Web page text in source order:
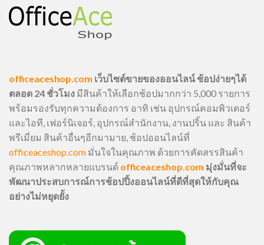
officeaceshop.com เว็บไซต์ขายของออนไลน์ ช้อปง่ายๆได้
ตลอด 24 ชั่วโมง มีสินค้าให้เลือกช้อปมากกว่า 5,000 รายการ
พร้อมรองรับทุกความต้องการ อาทิ เช่น อุปกรณ์คอมพิวเตอร์
และไอที, เฟอร์นิเจอร์, อุปกรณ์สำนักงาน, งานปริ้น และ สินค้า
พรีเมี่ยม สินค้าอื่นๆอีกมามาย, ช้อปออนไลน์ที่
officeaceshop.com มั่นใจในคุณภาพ ด้วยการคัดสรรสินค้า
คุณภาพหลากหลายแบรนด์ officeaceshop.com มุ่งมั่นที่จะ
พัฒนาประสบการณ์การช้อปปิ้งออนไลน์ที่ดีที่สุดให้กับคุณ
อย่างไม่หยุดยั้ง